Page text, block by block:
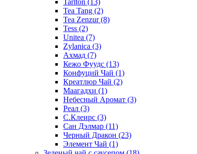
Tea Tang (2)
Tea Zenzur(8)
Tess (2)
Unitea (7)
Zylanica (3)
Ахмад (7)
Кежо Фуудс (13)
Конфуций Чай (1)
Креатлюр Чай (2)
Маагадхи (1)
Небесный Аромат (3)
Реал (3)
С.Клеирс (3)
Сан Дэлмар (11)
Черный Дракон (23)
Элемент Чай (1)